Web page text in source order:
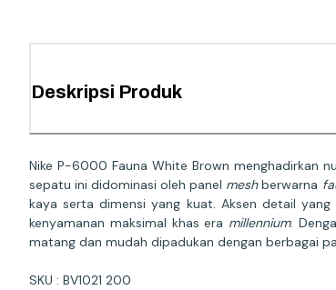
Deskripsi Produk
Nike P-6000 Fauna White Brown menghadirkan
sepatu ini didominasi oleh panel meshberwarna
kaya serta dimensi yang kuat. Aksen detail
kenyamanan maksimal khas era millennium.
matang dan mudah dipadukan dengan berbagai
SKU : BV1021 200